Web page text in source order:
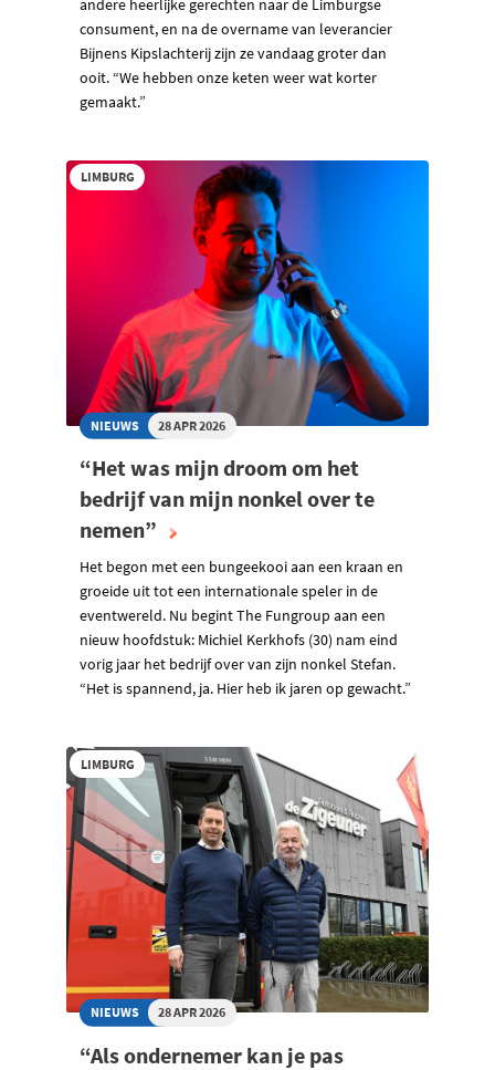
andere heerlijke gerechten naar de Limburgse
consument, en na de overname van leverancier
Bijnens Kipslachterij zijn ze vandaag groter dan
ooit. “We hebben onze keten weer wat korter
gemaakt.”
LIMBURG
NIEUWS 28 APR 2026
“Het was mijn droom om het
bedrijf van mijn nonkel over te
nemen”
Het begon met een bungeekooi aan een kraan en
groeide uit tot een internationale speler in de
eventwereld. Nu begint The Fungroup aan een
nieuw hoofdstuk: Michiel Kerkhofs (30) nam eind
vorig jaar het bedrijf over van zijn nonkel Stefan.
“Het is spannend, ja. Hier heb ik jaren op gewacht.”
LIMBURG
NIEUWS 28 APR 2026
“Als ondernemer kan je pas